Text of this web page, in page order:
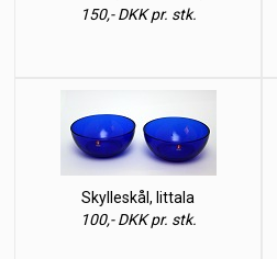
150,- DKK pr. stk.
Skylleskål, Iittala
100,- DKK pr. stk.